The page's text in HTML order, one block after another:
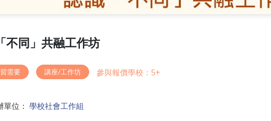
不同」共融工作坊
需要 講座/工作坊 參與報價學校：5+
單位： 學校社會工作組